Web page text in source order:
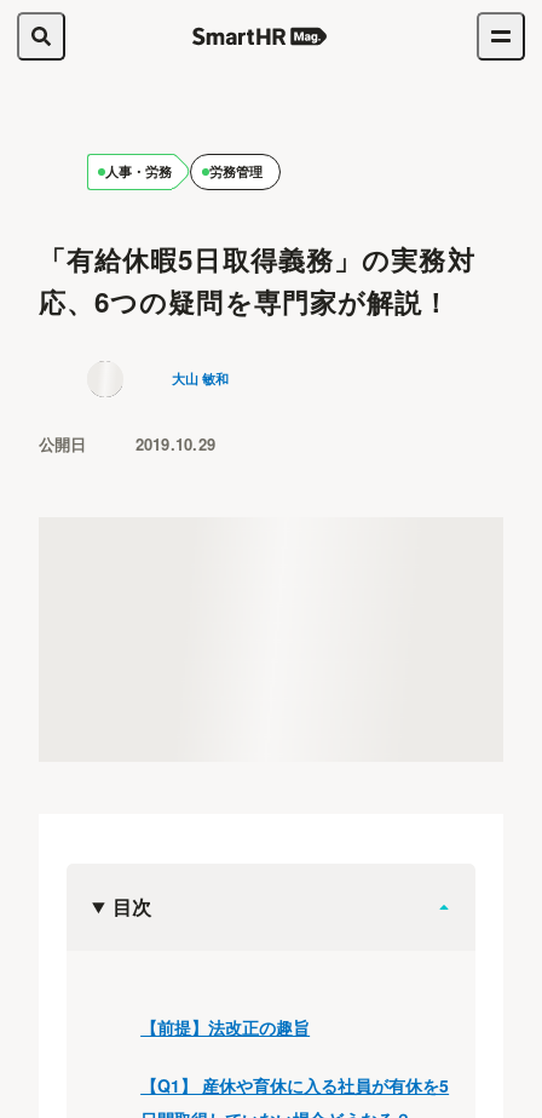
人事・労務 労務管理
「有給休暇5日取得義務」の実務対
応、6つの疑問を専門家が解説！
大山 敏和
公開日 2019.10.29
目次
【前提】法改正の趣旨
【Q1】 産休や育休に入る社員が有休を5